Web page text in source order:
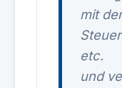
mit
etc.
und